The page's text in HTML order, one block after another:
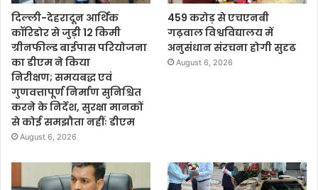
दिल्ली-देहरादून आर्थिक
कॉरिडोर से जुड़ी 12 किमी
ग्रीनफील्ड बाईपास परियोजना
का डीएम ने किया
निरीक्षण; समयबद्ध एवं
गुणवत्तापूर्ण निर्माण सुनिश्चित
करने के निर्देश, सुरक्षा मानकों
से कोई समझौता नहींः डीएम
August 6, 2026
459 करोड़ से एचएनबी
गढ़वाल विश्वविद्यालय में
अनुसंधान संरचना होगी सुदृढ
August 6, 2026